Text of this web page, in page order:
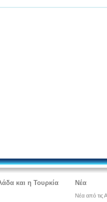
και η Τουρκία Νέα
Νέα από τις